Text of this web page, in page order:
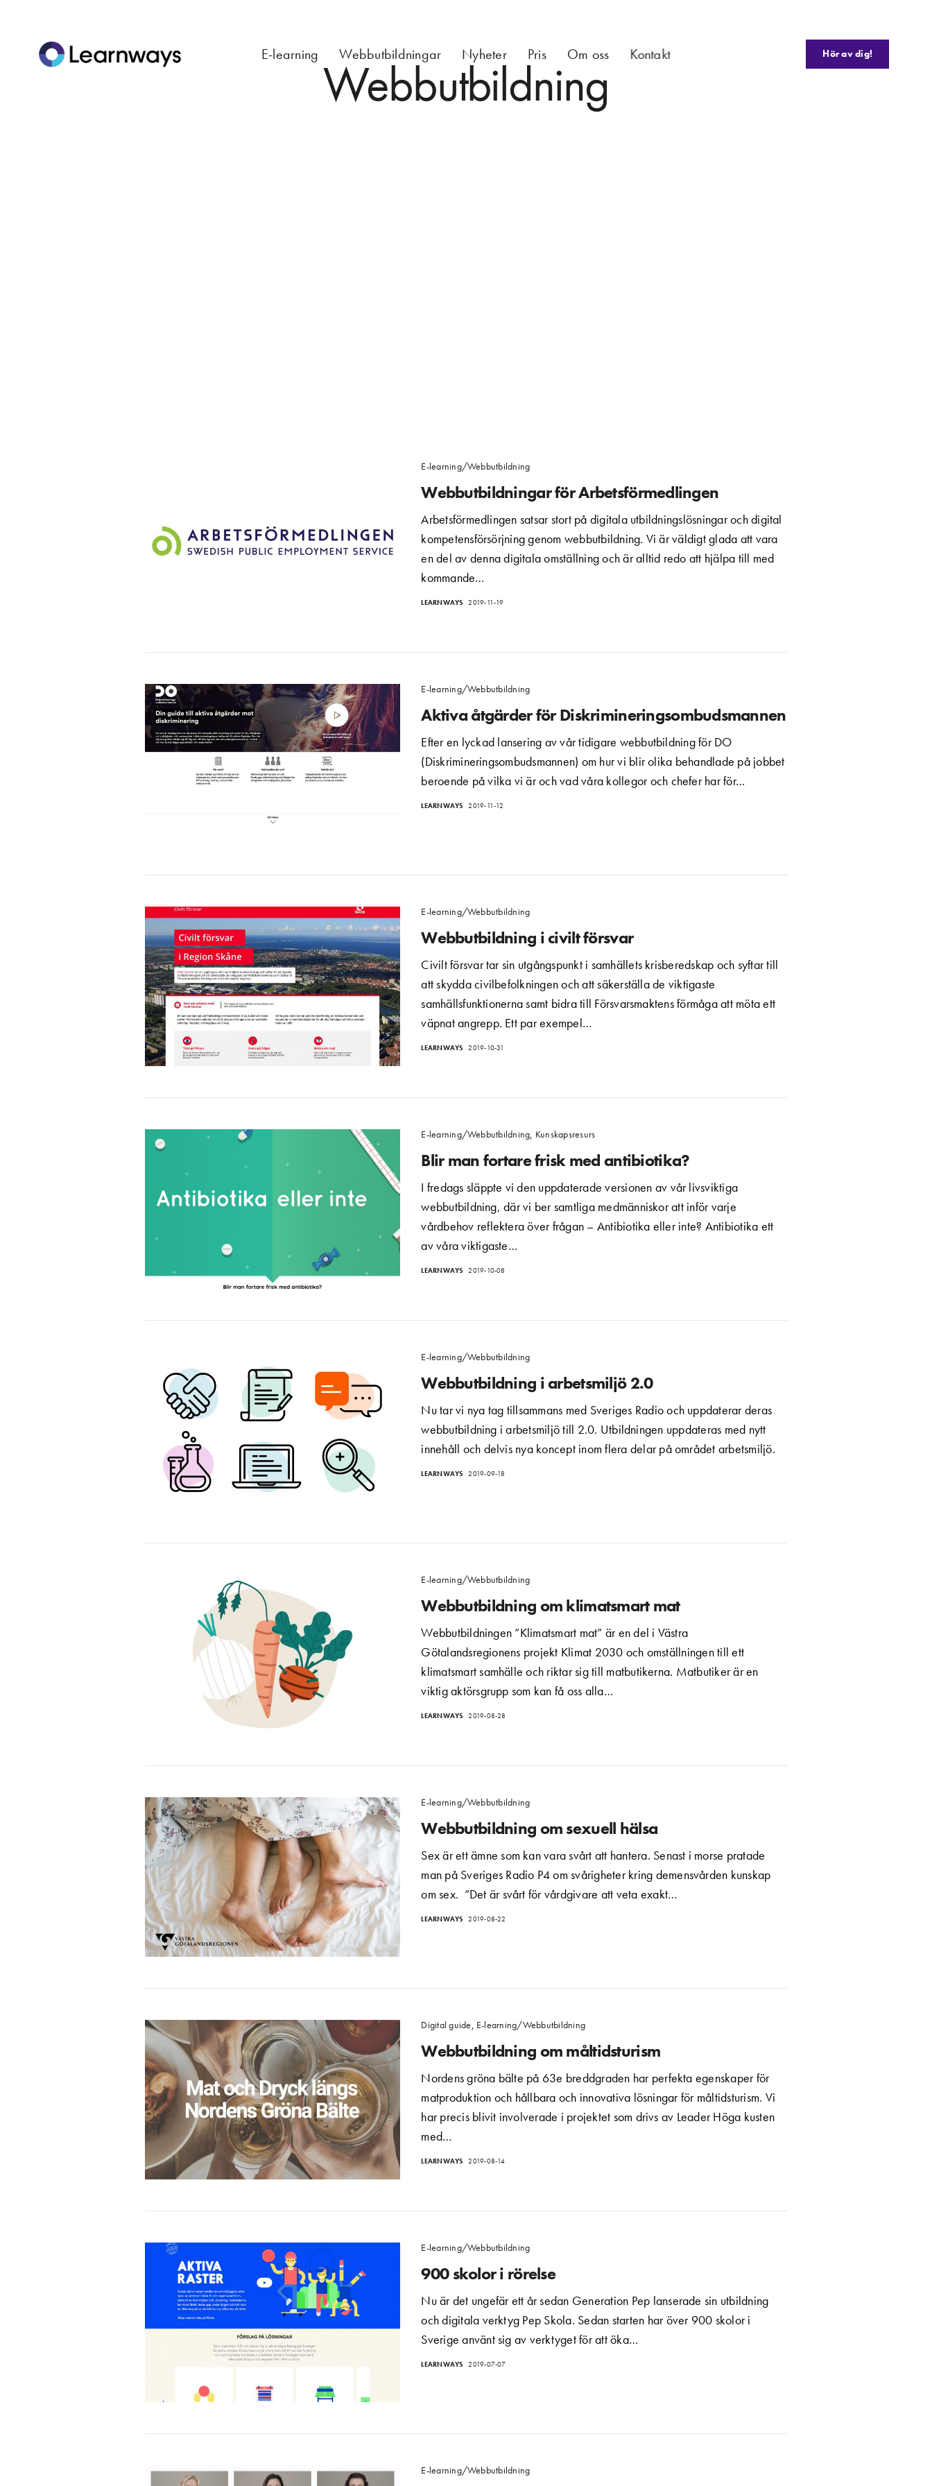
E-learning Webbutbildningar Nyheter Pris Om oss Kontakt Hör av dig!
Webbutbildning
E-learning/Webbutbildning
Webbutbildningar för Arbetsförmedlingen
Arbetsförmedlingen satsar stort på digitala utbildningslösningar och digital
kompetensförsörjning genom webbutbildning. Vi är väldigt glada att vara
en del av denna digitala omställning och är alltid redo att hjälpa till med
kommande…
LEARNWAYS 2019-11-19
E-learning/Webbutbildning
Aktiva åtgärder för Diskrimineringsombudsmannen
Efter en lyckad lansering av vår tidigare webbutbildning för DO
(Diskrimineringsombudsmannen) om hur vi blir olika behandlade på jobbet
beroende på vilka vi är och vad våra kollegor och chefer har för…
LEARNWAYS 2019-11-12
E-learning/Webbutbildning
Webbutbildning i civilt försvar
Civilt försvar tar sin utgångspunkt i samhällets krisberedskap och syftar till
att skydda civilbefolkningen och att säkerställa de viktigaste
samhällsfunktionerna samt bidra till Försvarsmaktens förmåga att möta ett
väpnat angrepp. Ett par exempel…
LEARNWAYS 2019-10-31
E-learning/Webbutbildning, Kunskapsresurs
Blir man fortare frisk med antibiotika?
I fredags släppte vi den uppdaterade versionen av vår livsviktiga
webbutbildning, där vi ber samtliga medmänniskor att inför varje
vårdbehov reflektera över frågan – Antibiotika eller inte? Antibiotika ett
av våra viktigaste…
LEARNWAYS 2019-10-08
E-learning/Webbutbildning
Webbutbildning i arbetsmiljö 2.0
Nu tar vi nya tag tillsammans med Sveriges Radio och uppdaterar deras
webbutbildning i arbetsmiljö till 2.0. Utbildningen uppdateras med nytt
innehåll och delvis nya koncept inom flera delar på området arbetsmiljö.
LEARNWAYS 2019-09-18
E-learning/Webbutbildning
Webbutbildning om klimatsmart mat
Webbutbildningen ”Klimatsmart mat” är en del i Västra
Götalandsregionens projekt Klimat 2030 och omställningen till ett
klimatsmart samhälle och riktar sig till matbutikerna. Matbutiker är en
viktig aktörsgrupp som kan få oss alla…
LEARNWAYS 2019-08-28
E-learning/Webbutbildning
Webbutbildning om sexuell hälsa
Sex är ett ämne som kan vara svårt att hantera. Senast i morse pratade
man på Sveriges Radio P4 om svårigheter kring demensvården kunskap
om sex. ”Det är svårt för vårdgivare att veta exakt…
LEARNWAYS 2019-08-22
Digital guide, E-learning/Webbutbildning
Webbutbildning om måltidsturism
Nordens gröna bälte på 63e breddgraden har perfekta egenskaper för
matproduktion och hållbara och innovativa lösningar för måltidsturism. Vi
har precis blivit involverade i projektet som drivs av Leader Höga kusten
med…
LEARNWAYS 2019-08-14
E-learning/Webbutbildning
900 skolor i rörelse
Nu är det ungefär ett år sedan Generation Pep lanserade sin utbildning
och digitala verktyg Pep Skola. Sedan starten har över 900 skolor i
Sverige använt sig av verktyget för att öka…
LEARNWAYS 2019-07-07
E-learning/Webbutbildning
Letar du efter ett personligt e-learningföretag?